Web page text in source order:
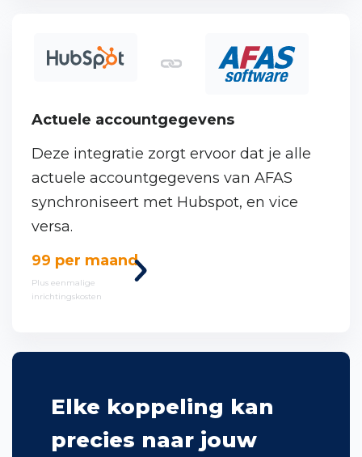
Ons proces
Werken bij One Portal
Actuele accountgegevens
Deze integratie zorgt ervoor dat je alle
actuele accountgegevens van AFAS
synchroniseert met Hubspot, en vice
versa.
Bekijk
deze
99 per maand
Plus eenmalige
inrichtingskosten
Elke koppeling kan
precies naar jouw